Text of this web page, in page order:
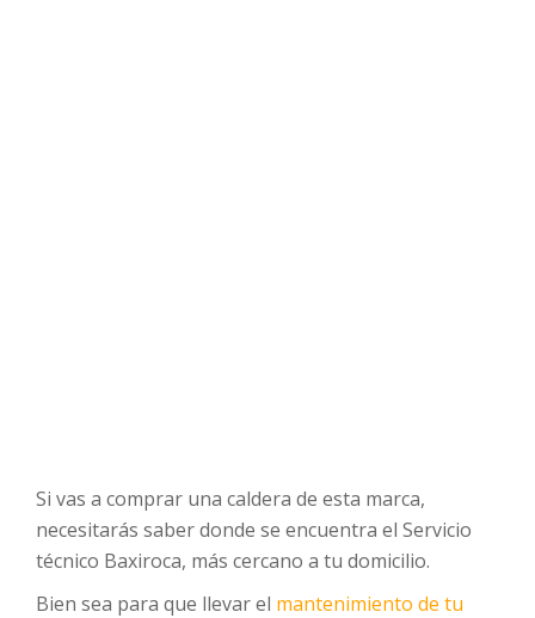
Si vas a comprar una caldera de esta marca,
necesitarás saber donde se encuentra el Servicio
técnico Baxiroca, más cercano a tu domicilio.
Bien sea para que llevar el mantenimiento de tu